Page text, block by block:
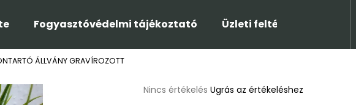
Fogyasztóvédelmi tájékoztató Üzleti feltételek (ÁSZF)
ÁLLVÁNY GRAVÍROZOTT
A
Nincs értékelés Ugrás az értékeléshez
Mit keres?